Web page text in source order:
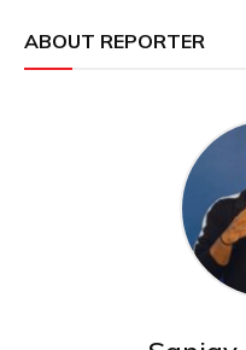
ABOUT REPORTER